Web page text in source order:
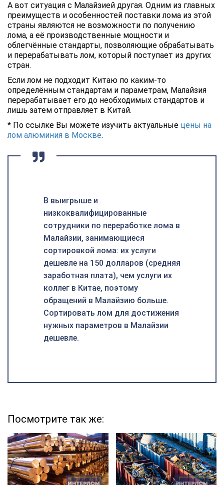
А вот ситуация с Малайзией другая. Одним из главных
преимуществ и особенностей поставки лома из этой
страны являются не возможности по получению
лома, а её производственные мощности и
облегчённые стандарты, позволяющие обрабатывать
и перерабатывать лом, который поступает из других
стран.
Если лом не подходит Китаю по каким-то
определённым стандартам и параметрам, Малайзия
перерабатывает его до необходимых стандартов и
лишь затем отправляет в Китай.
* По ссылке Вы можете изучить актуальные цены на
лом алюминия в Москве.
В выигрыше и
низкоквалифицированные
сотрудники по переработке лома в
Малайзии, занимающиеся
сортировкой лома: их услуги
дешевле на 150 долларов (средняя
заработная плата), чем услуги их
коллег в Китае, поэтому
обращений в Малайзию больше.
Сортировать лом для достижения
нужных параметров в Малайзии
дешевле.
Посмотрите так же: